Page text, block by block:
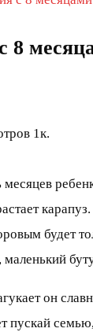
8
1к.
карапуз.
будет
он
пускай